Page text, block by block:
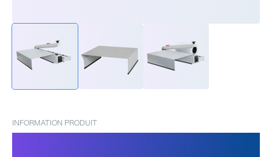
INFORMATION PRODUIT